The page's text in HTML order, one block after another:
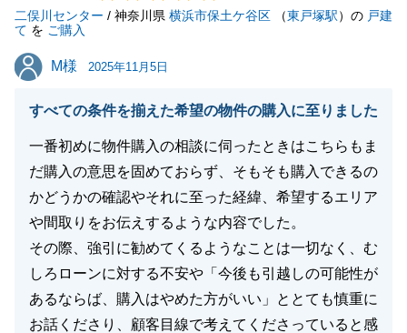
また何か不動産でお困りごとが御座いましたら、お気
軽にご相談をよろしくお願いいたします。
閉じる
二俣川センター / 神奈川県 横浜市保土ケ谷区 （東戸塚駅）の 戸建
て を ご購入
M様
M様 2025年11月5日
すべての条件を揃えた希望の物件の購入に至りました
一番初めに物件購入の相談に伺ったときはこちらもま
だ購入の意思を固めておらず、そもそも購入できるの
かどうかの確認やそれに至った経緯、希望するエリア
や間取りをお伝えするような内容でした。
その際、強引に勧めてくるようなことは一切なく、む
しろローンに対する不安や「今後も引越しの可能性が
あるならば、購入はやめた方がいい」ととても慎重に
お話くださり、顧客目線で考えてくださっていると感